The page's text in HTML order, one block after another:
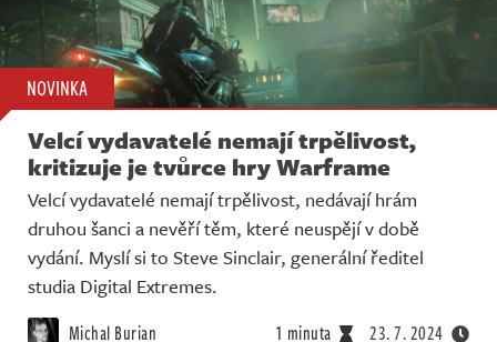
NOVINKA
Velcí vydavatelé nemají trpělivost,
kritizuje je tvůrce hry Warframe
Velcí vydavatelé nemají trpělivost, nedávají hrám
druhou šanci a nevěří těm, které neuspějí v době
vydání. Myslí si to Steve Sinclair, generální ředitel
studia Digital Extremes.
Michal Burian 1 minuta 23. 7. 2024